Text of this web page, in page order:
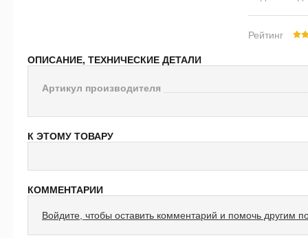
Рейтинг
ОПИСАНИЕ, ТЕХНИЧЕСКИЕ ДЕТАЛИ
Артикул производителя
К ЭТОМУ ТОВАРУ
КОММЕНТАРИИ
Войдите, чтобы оставить комментарий и помочь другим